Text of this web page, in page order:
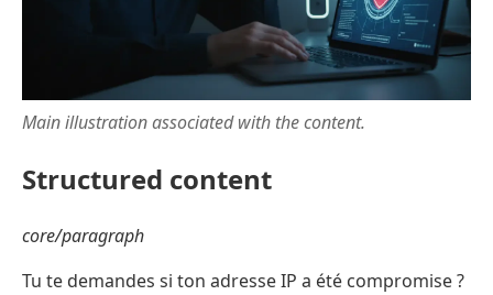
Main illustration associated with the content.
Structured content
core/paragraph
Tu te demandes si ton adresse IP a été compromise ?